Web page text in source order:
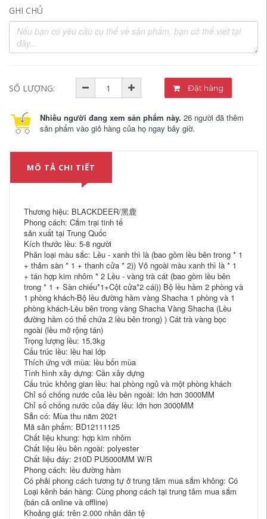
GHI CHÚ
SỐ LƯỢNG: Đặt hàng
Nhiều người đang xem sản phẩm này. 26 người đã thêm
sản phẩm vào giỏ hàng của họ ngay bây giờ.
MÔ TẢ CHI TIẾT
Thương hiệu: BLACKDEER/黑鹿
Phong cách: Cắm trại tinh tế
sản xuất tại Trung Quốc
Kích thước lều: 5-8 người
Phân loại màu sắc: Lều - xanh thì là (bao gồm lều bên trong * 1
+ thảm sàn * 1 + thanh cửa * 2)) Vỏ ngoài màu xanh thì là * 1
+ tán hợp kim nhôm * 2 Lều - vàng trà cát (bao gồm lều bên
trong * 1 + Sàn chiếu*1+Cột cửa*2 cái)) Bộ lều hầm 2 phòng và
1 phòng khách-Bộ lều đường hầm vàng Shacha 1 phòng và 1
phòng khách-Lều bên trong vàng Shacha Vàng Shacha (Lều
đường hầm có thể chứa 2 lều bên trong) ) Cát trà vàng bọc
ngoài (lều mở rộng tán)
Trọng lượng lều: 15,3kg
Cấu trúc lều: lều hai lớp
Thích ứng với mùa: lều bốn mùa
Tình hình xây dựng: Cần xây dựng
Cấu trúc không gian lều: hai phòng ngủ và một phòng khách
Chỉ số chống nước của lều bên ngoài: lớn hơn 3000MM
Chỉ số chống nước của đáy lều: lớn hơn 3000MM
Sẵn có: Mùa thu năm 2021
Mã sản phẩm: BD12111125
Chất liệu khung: hợp kim nhôm
Chất liệu lều bên ngoài: polyester
Chất liệu đáy: 210D PU5000MM W/R
Phong cách: lều đường hầm
Có phải phong cách tương tự ở trung tâm mua sắm không: Có
Loại kênh bán hàng: Cùng phong cách tại trung tâm mua sắm
(bán cả online và offline)
Khoảng giá: trên 2.000 nhân dân tệ